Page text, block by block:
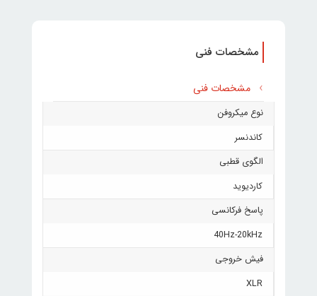
مشخصات فنی
مشخصات فنی
نوع میکروفن
کاندنسر
الگوی قطبی
کاردیوید
پاسخ فرکانسی
40Hz-20kHz
فیش خروجی
XLR